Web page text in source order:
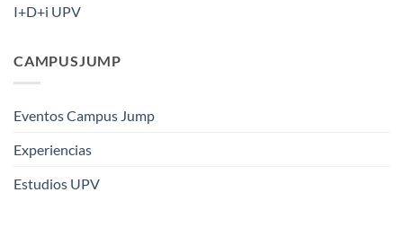
I+D+i UPV
CAMPUSJUMP
Eventos Campus Jump
Experiencias
Estudios UPV